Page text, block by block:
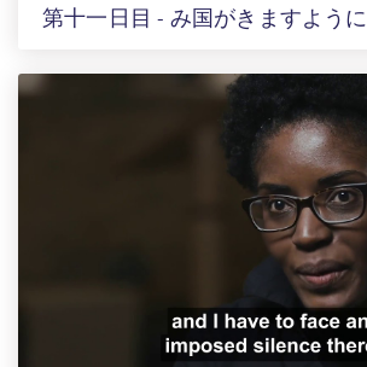
第十一日目 - み国がきますように